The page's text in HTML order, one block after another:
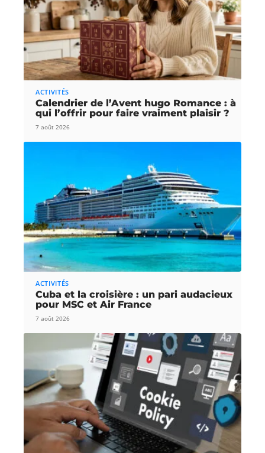
ACTIVITÉS
Calendrier de l’Avent hugo Romance : à
qui l’offrir pour faire vraiment plaisir ?
7 août 2026
ACTIVITÉS
Cuba et la croisière : un pari audacieux
pour MSC et Air France
7 août 2026